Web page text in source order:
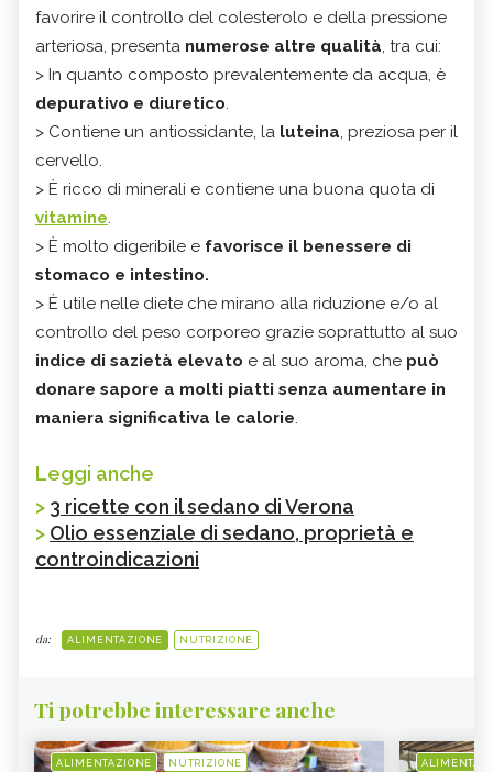
favorire il controllo del colesterolo e della pressione
arteriosa, presenta numerose altre qualità, tra cui:
> In quanto composto prevalentemente da acqua, è
depurativo e diuretico.
> Contiene un antiossidante, la luteina, preziosa per il
cervello.
> È ricco di minerali e contiene una buona quota di
vitamine.
> È molto digeribile e favorisce il benessere di
stomaco e intestino.
> È utile nelle diete che mirano alla riduzione e/o al
controllo del peso corporeo grazie soprattutto al suo
indice di sazietà elevato e al suo aroma, che può
donare sapore a molti piatti senza aumentare in
maniera significativa le calorie.
Leggi anche
> 3 ricette con il sedano di Verona
> Olio essenziale di sedano, proprietà e
controindicazioni
da: ALIMENTAZIONE NUTRIZIONE
Ti potrebbe interessare anche
ALIMENTAZIONE NUTRIZIONE